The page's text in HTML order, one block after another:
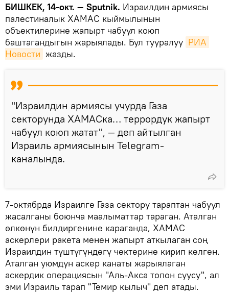
БИШКЕК, 14-окт. — Sputnik. Израилдин армиясы
палестиналык ХАМАС кыймылынын
объектилерине жапырт чабуул коюп
баштагандыгын жарыялады. Бул тууралуу РИА
Новости жазды.
"Израилдин армиясы учурда Газа
секторунда ХАМАСка… террордук жапырт
чабуул коюп жатат", — деп айтылган
Израиль армиясынын Telegram-
каналында.
7-октябрда Израилге Газа сектору тараптан чабуул
жасалганы боюнча маалыматтар тараган. Аталган
өлкөнүн билдиргенине караганда, ХАМАС
аскерлери ракета менен жапырт аткылаган соң
Израилдин түштүгүндөгү чектерине кирип келген.
Аталган уюмдун аскер канаты жарыялаган
аскердик операциясын "Аль-Акса топон суусу", ал
эми Израиль тарап "Темир кылыч" деп атады.